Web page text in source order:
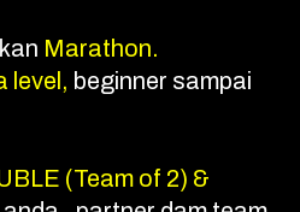
Marathon.
level, beginner sampai
(Team of 2) &